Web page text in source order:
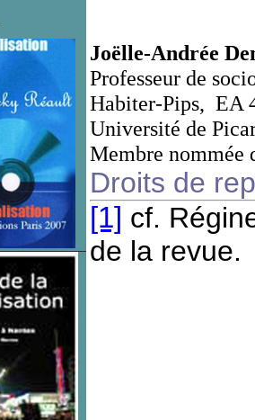
Joëlle-Andrée
Professeur de
Habiter-Pips, EA
Université de
Membre nommée
Droits de
[1] cf.
de la revue.